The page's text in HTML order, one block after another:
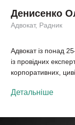
Денисенко
Адвокат, Радник
Адвокат із понад
із провідних
корпоративних,
Детальніше